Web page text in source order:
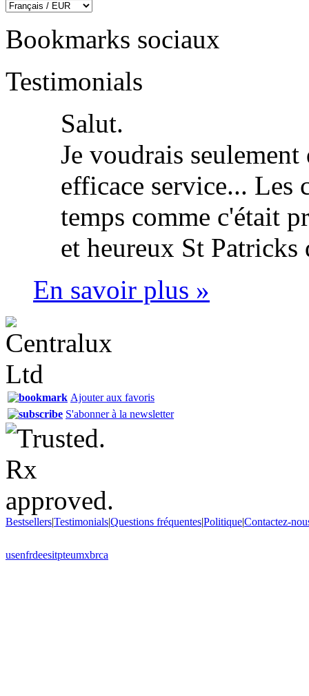
Bookmarks sociaux
Testimonials
Salut.
Je voudrais
efficace service... Les
temps comme c'était
et heureux St
En savoir plus »
Ajouter aux favoris
S'abonner à la newsletter
Bestsellers|Testimonials|Questions fréquentes|Politique|Contactez-
usenfrdeesitpteumxbrca